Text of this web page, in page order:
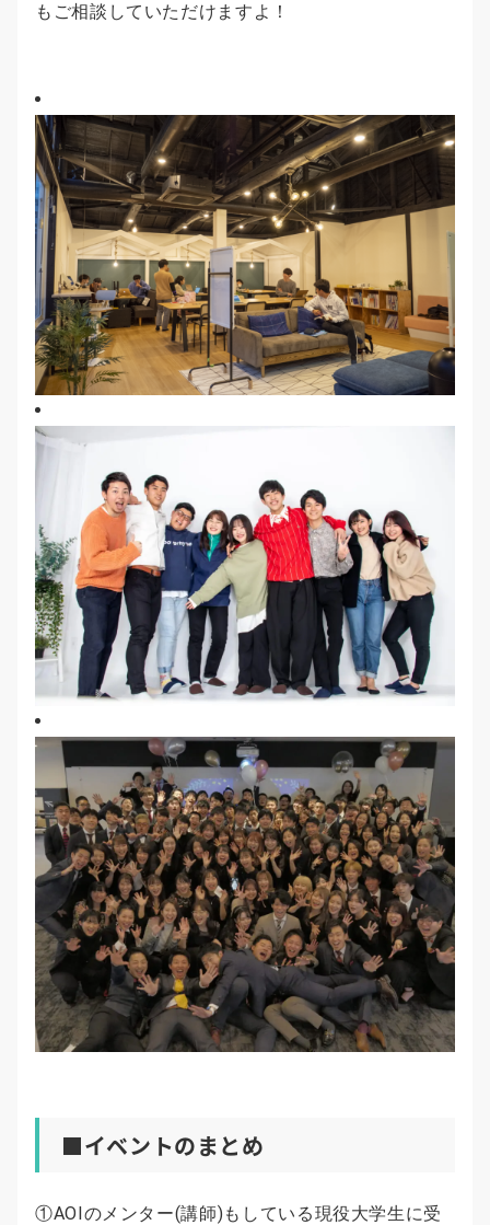
もご相談していただけますよ！
■イベントのまとめ
①AOIのメンター(講師)もしている現役大学生に受